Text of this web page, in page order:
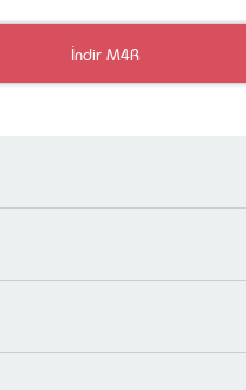
İndir M4R